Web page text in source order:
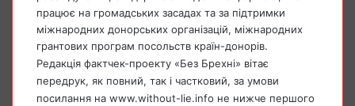
працює на громадських засадах та за підтримки
міжнародних донорських організацій, міжнародних
грантових програм посольств країн-донорів.
Редакція фактчек-проекту «Без Брехні» вітає
передрук, як повний, так і частковий, за умови
посилання на www.without-lie.info не нижче першого